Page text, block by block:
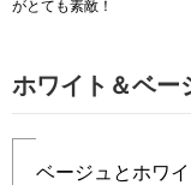
がとても素敵！
ホワイト＆ベー
ベージュとホワ